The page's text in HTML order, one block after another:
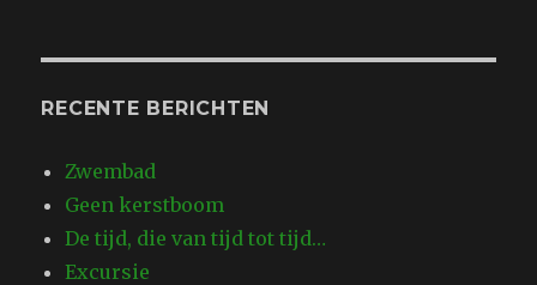
RECENTE BERICHTEN
Zwembad
Geen kerstboom
De tijd, die van tijd tot tijd…
Excursie